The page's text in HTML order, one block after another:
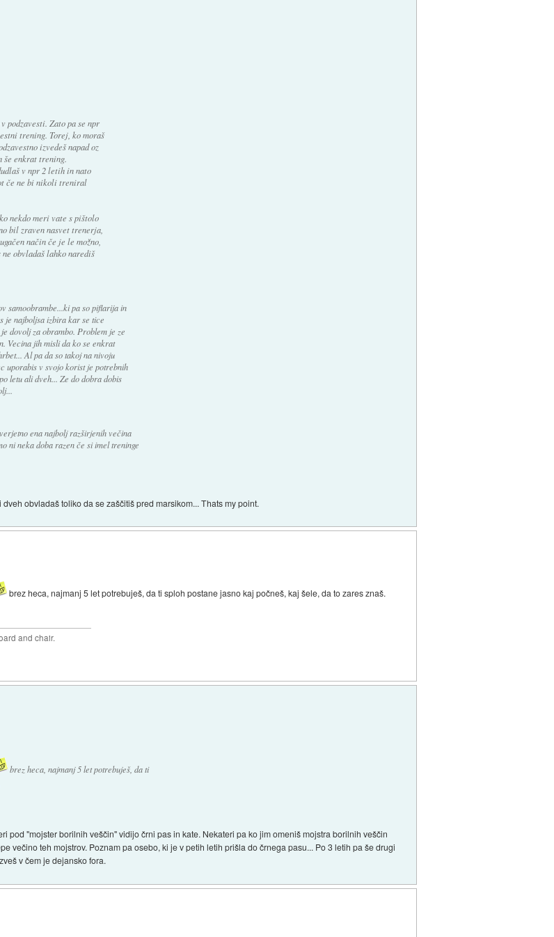
podzavesti. Zato pa se npr
trening. Torej, ko moraš
izvedeš napad oz
še enkrat trening.
v npr 2 letih in nato
če ne bi nikoli treniral
nekdo meri vate s pištolo
bil zraven nasvet trenerja,
način če je le možno,
obvladaš lahko narediš
samoobrambe...ki pa so piflarija in
je najboljsa izbira kar se tice
dovolj za obrambo. Problem je ze
Vecina jih misli da ko se enkrat
Al pa da so takoj na nivoju
uporabis v svojo korist je potrebnih
letu ali dveh... Ze do dobra dobis
ena najbolj razširjenih večina
ni neka doba razen če si imel treninge
obvladaš toliko da se zaščitiš pred marsikom... Thats my point.
brez heca, najmanj 5 let potrebuješ, da ti sploh postane jasno kaj počneš, kaj šele, da to zares znaš.
and chair.
brez heca, najmanj 5 let potrebuješ, da ti
pod "mojster borilnih veščin" vidijo črni pas in kate. Nekateri pa ko jim omeniš mojstra borilnih veščin
večino teh mojstrov. Poznam pa osebo, ki je v petih letih prišla do črnega pasu... Po 3 letih pa še drugi
v čem je dejansko fora.